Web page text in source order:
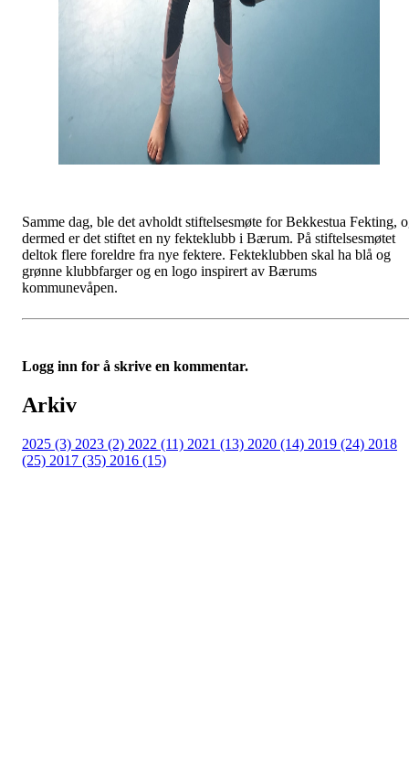
Samme dag, ble det avholdt stiftelsesmøte for Bekkestua Fekting,
dermed er det stiftet en ny fekteklubb i Bærum. På stiftelsesmøtet
deltok flere foreldre fra nye fektere. Fekteklubben skal ha blå og
grønne klubbfarger og en logo inspirert av Bærums
kommunevåpen.
Logg inn for å skrive en kommentar.
Arkiv
2025 (3) 2023 (2) 2022 (11) 2021 (13) 2020 (14) 2019 (24) 2018
(25) 2017 (35) 2016 (15)